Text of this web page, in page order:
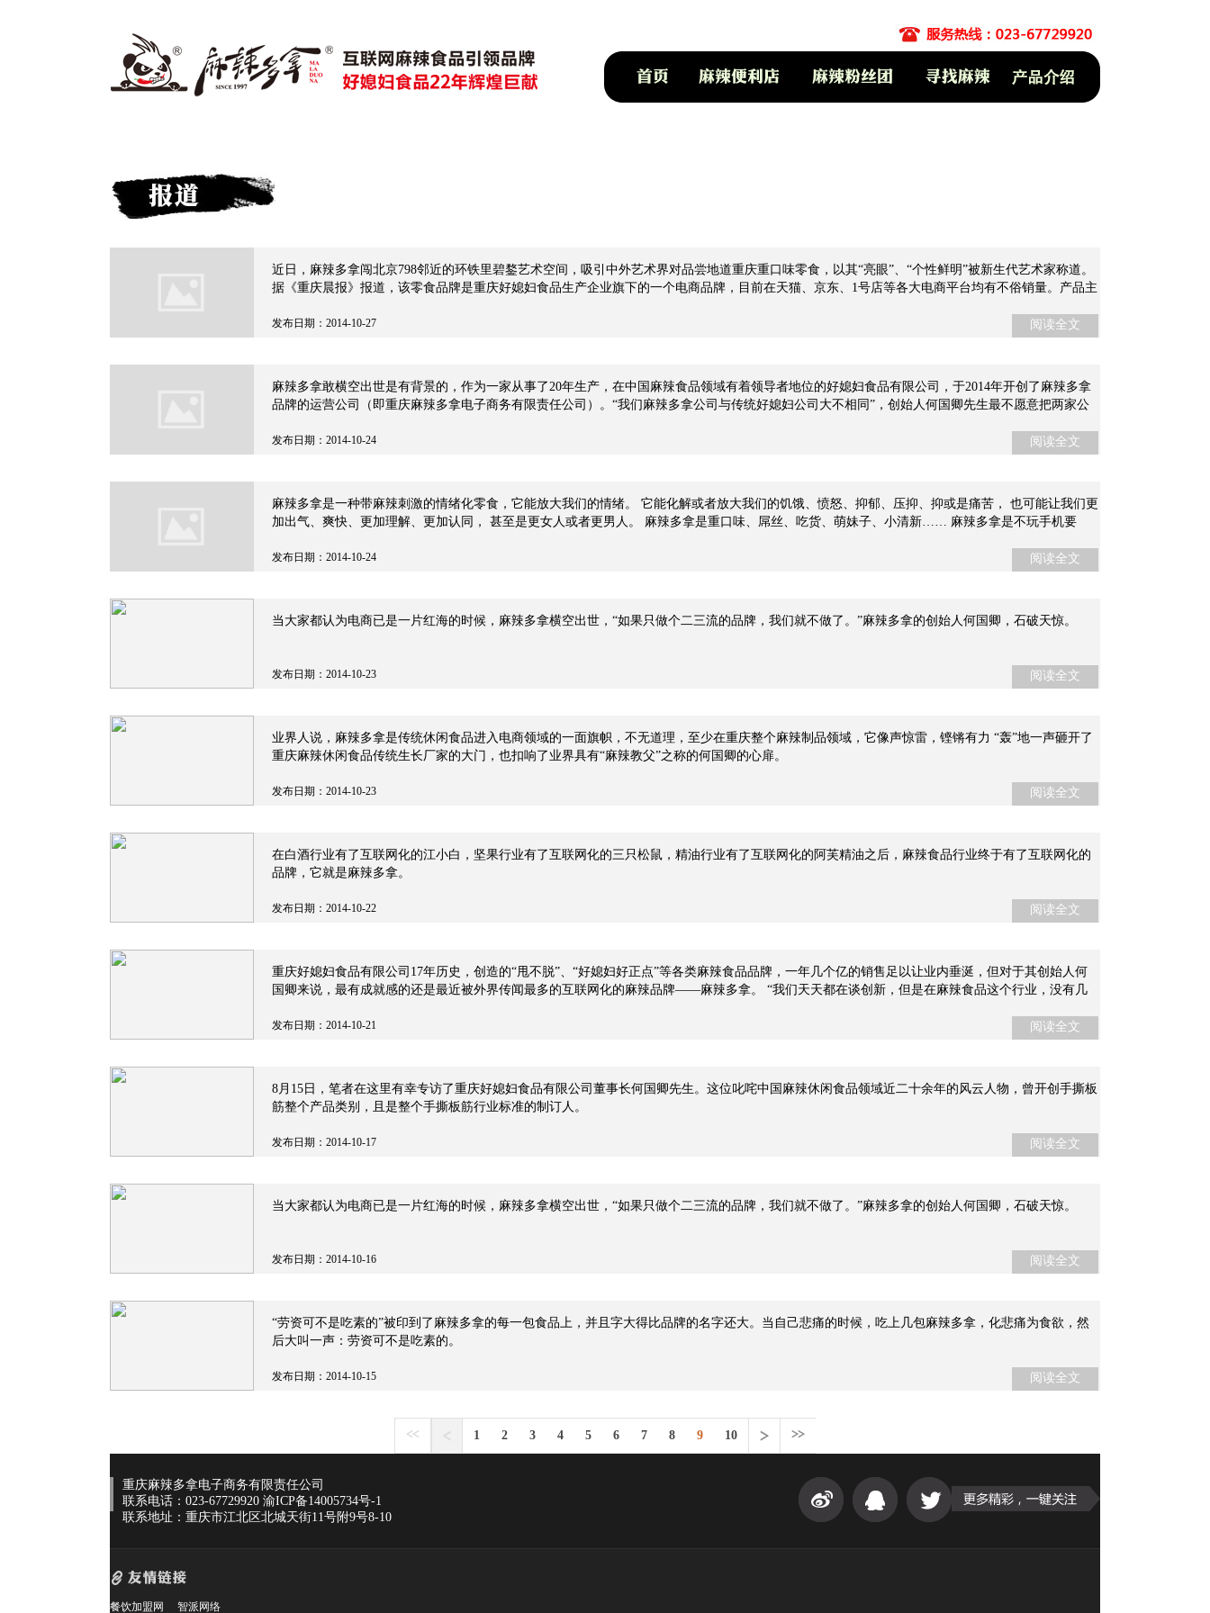
近日，麻辣多拿闯北京798邻近的环铁里碧鍪艺术空间，吸引中外艺术界对品尝地道重庆重口味零食，以其“亮眼”、“个性鲜明”被新生代艺术家称道。
据《重庆晨报》报道，该零食品牌是重庆好媳妇食品生产企业旗下的一个电商品牌，目前在天猫、京东、1号店等各大电商平台均有不俗销量。产品主
发布日期：2014-10-27 阅读全文
麻辣多拿敢横空出世是有背景的，作为一家从事了20年生产，在中国麻辣食品领域有着领导者地位的好媳妇食品有限公司，于2014年开创了麻辣多拿
品牌的运营公司（即重庆麻辣多拿电子商务有限责任公司）。“我们麻辣多拿公司与传统好媳妇公司大不相同”，创始人何国卿先生最不愿意把两家公
发布日期：2014-10-24 阅读全文
麻辣多拿是一种带麻辣刺激的情绪化零食，它能放大我们的情绪。 它能化解或者放大我们的饥饿、愤怒、抑郁、压抑、抑或是痛苦， 也可能让我们更
加出气、爽快、更加理解、更加认同， 甚至是更女人或者更男人。 麻辣多拿是重口味、屌丝、吃货、萌妹子、小清新…… 麻辣多拿是不玩手机要
发布日期：2014-10-24 阅读全文
当大家都认为电商已是一片红海的时候，麻辣多拿横空出世，“如果只做个二三流的品牌，我们就不做了。”麻辣多拿的创始人何国卿，石破天惊。
发布日期：2014-10-23 阅读全文
业界人说，麻辣多拿是传统休闲食品进入电商领域的一面旗帜，不无道理，至少在重庆整个麻辣制品领域，它像声惊雷，铿锵有力 “轰”地一声砸开了
重庆麻辣休闲食品传统生长厂家的大门，也扣响了业界具有“麻辣教父”之称的何国卿的心扉。
发布日期：2014-10-23 阅读全文
在白酒行业有了互联网化的江小白，坚果行业有了互联网化的三只松鼠，精油行业有了互联网化的阿芙精油之后，麻辣食品行业终于有了互联网化的
品牌，它就是麻辣多拿。
发布日期：2014-10-22 阅读全文
重庆好媳妇食品有限公司17年历史，创造的“甩不脱”、“好媳妇好正点”等各类麻辣食品品牌，一年几个亿的销售足以让业内垂涎，但对于其创始人何
国卿来说，最有成就感的还是最近被外界传闻最多的互联网化的麻辣品牌——麻辣多拿。 “我们天天都在谈创新，但是在麻辣食品这个行业，没有几
发布日期：2014-10-21 阅读全文
8月15日，笔者在这里有幸专访了重庆好媳妇食品有限公司董事长何国卿先生。这位叱咤中国麻辣休闲食品领域近二十余年的风云人物，曾开创手撕板
筋整个产品类别，且是整个手撕板筋行业标准的制订人。
发布日期：2014-10-17 阅读全文
当大家都认为电商已是一片红海的时候，麻辣多拿横空出世，“如果只做个二三流的品牌，我们就不做了。”麻辣多拿的创始人何国卿，石破天惊。
发布日期：2014-10-16 阅读全文
“劳资可不是吃素的”被印到了麻辣多拿的每一包食品上，并且字大得比品牌的名字还大。当自己悲痛的时候，吃上几包麻辣多拿，化悲痛为食欲，然
后大叫一声：劳资可不是吃素的。
发布日期：2014-10-15 阅读全文
1 2 3 4 5 6 7 8 9 10
重庆麻辣多拿电子商务有限责任公司
联系电话：023-67729920 渝ICP备14005734号-1
联系地址：重庆市江北区北城天街11号附9号8-10
餐饮加盟网 智派网络